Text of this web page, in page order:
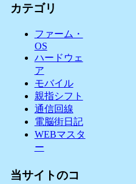
カテゴリ
ファーム・
OS
ハードウェ
ア
モバイル
親指シフト
通信回線
電脳街日記
WEBマスタ
ー
当サイトのコ